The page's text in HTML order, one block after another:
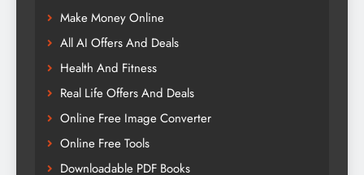
Make Money Online
All AI Offers And Deals
Health And Fitness
Real Life Offers And Deals
Online Free Image Converter
Online Free Tools
Downloadable PDF Books